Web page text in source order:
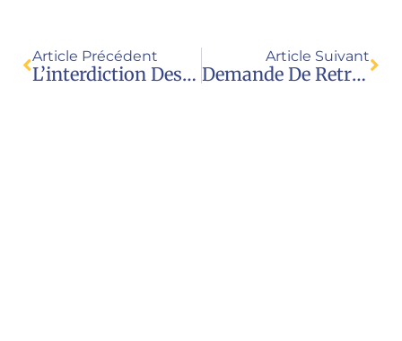
Article Précédent
L’interdiction Des Réseaux Sociaux Pour Les Enfants Avant 15 Ans De Retour Au Parlement
Article Suivant
Demande De Retrait Des CDI De Collèges D’un Livre Inapproprié À L’âge Des Enfants